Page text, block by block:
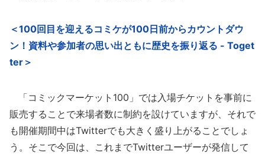
＜100回目を迎えるコミケが100日前からカウントダウ
ン！資料や参加者の思い出ともに歴史を振り返る - Toget
ter＞
「コミックマーケット100」では入場チケットを事前に
販売することで来場者数に制約を設けていますが、それで
も開催期間中はTwitterでも大きく盛り上がることでしょ
う。そこで今回は、これまでTwitterユーザーが発信して